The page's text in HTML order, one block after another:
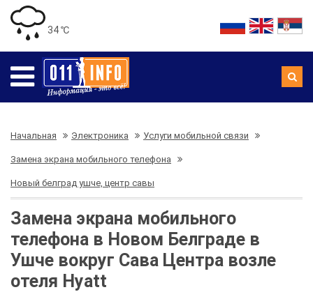
34 ℃
Начальная Электроника Услуги мобильной связи
Замена экрана мобильного телефона
Новый белград ушче, центр савы
Замена экрана мобильного
телефона в Новом Белграде в
Ушче вокруг Сава Центра возле
отеля Hyatt